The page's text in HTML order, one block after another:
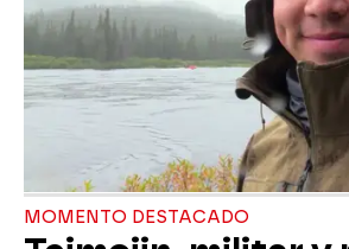
MOMENTO DESTACADO